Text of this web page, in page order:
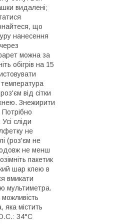
видалені;
що
нанесення
можна за
обігрів на 15
температура
від сітки
Знежирити
сліди
не
(роз'єм не
не менш
пакетик
шар клею в
вмикати
мультиметра.
яка містить
34°С